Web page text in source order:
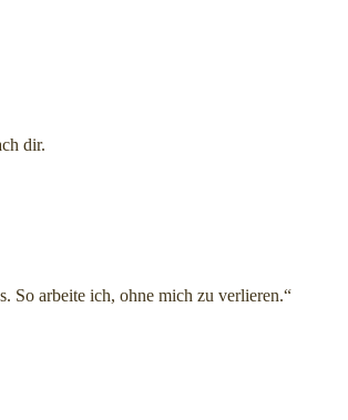
dir.
So arbeite ich, ohne mich zu verlieren.“